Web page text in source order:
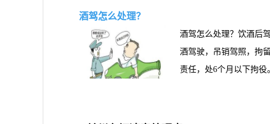
酒驾怎么处理？
酒驾怎么处理？饮酒后
酒驾驶，吊销驾照，拘
责任，处6个月以下拘役